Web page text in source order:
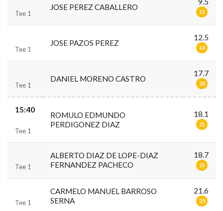
Tee 1
JOSE PEREZ CABALLERO
11
Tee 1
JOSE PAZOS PEREZ
12.5
14
Tee 1
DANIEL MORENO CASTRO
17.7
20
15:40
Tee 1
ROMULO EDMUNDO
PERDIGONEZ DIAZ
18.1
21
Tee 1
ALBERTO DIAZ DE LOPE-DIAZ
FERNANDEZ PACHECO
18.7
21
Tee 1
CARMELO MANUEL BARROSO
SERNA
21.6
25